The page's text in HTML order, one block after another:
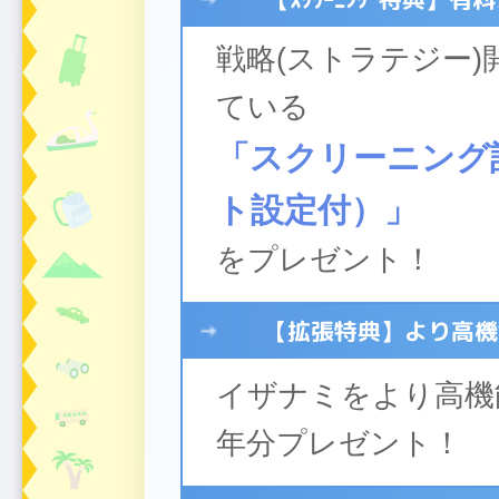
戦略(ストラテジー)
ている
「スクリーニン
ト設定付）」
をプレゼント！
【拡張特典】より高
イザナミをより高
年分プレゼント！